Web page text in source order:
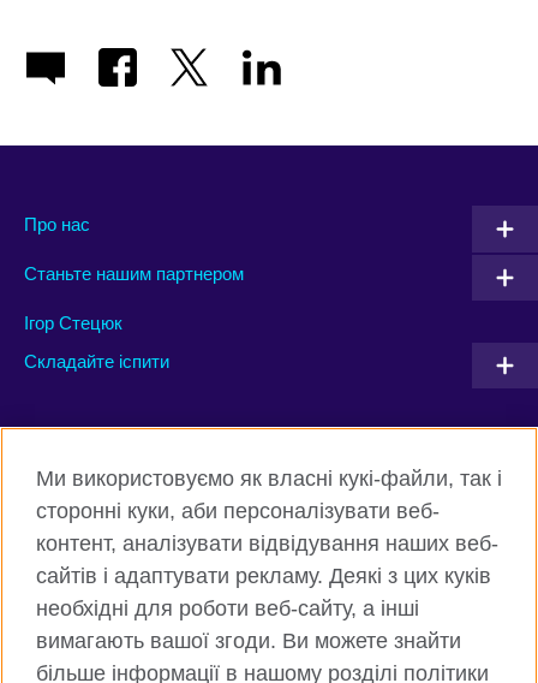
Про нас
Станьте нашим партнером
Ігор Стецюк
Складайте іспити
Connect with us
Facebook Twitter
Instagram Flickr
TikTok YouTube
Ми використовуємо як власні кукі-файли, так і
сторонні куки, аби персоналізувати веб-
контент, аналізувати відвідування наших веб-
сайтів і адаптувати рекламу. Деякі з цих куків
необхідні для роботи веб-сайту, а інші
вимагають вашої згоди. Ви можете знайти
більше інформації в нашому розділі політики